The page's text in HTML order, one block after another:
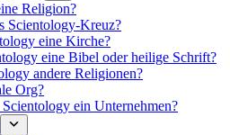
Religion?
Scientology-Kreuz?
eine Kirche?
eine Bibel oder heilige Schrift?
andere Religionen?
Org?
ein Unternehmen?